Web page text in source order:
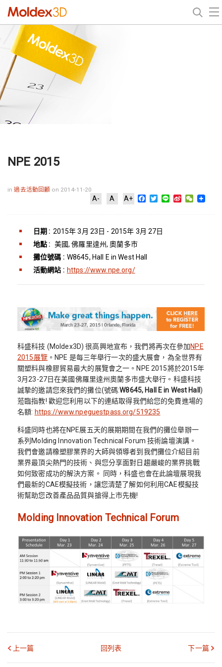
NPE 2015
in過去活動回顧 on 2014-11-20
A- A A+ Facebook
Twitter
Line Sina WeChat
日期 : 2015年 3月 23日 - 2015年 3月 27日
地點 : 美國, 佛羅里達州, 奧蘭多市
攤位號碼 : W8645, Hall E in West Hall
活動網站 : https://www.npe.org/
科盛科技 (Moldex3D) 很高興地宣布，我們將再次在參加NPE
2015展覽。NPE 是每三年舉行一次的盛大展會，為全世界有
關塑料與橡膠貿易最大的展覽會之一。NPE 2015將於2015年
3月23-27日在美國佛羅里達州奧蘭多市盛大舉行。科盛科技
誠摯的邀請您來我們的攤位(號碼:W8645, Hall E in West Hall )
蒞臨指教! 歡迎您利用以下的連結取得我們給您的免費進場的
名額: https://www.npeguestpass.org/519235
科盛同時也將在NPE展五天的展期期間在我們的攤位舉辦一
系列Molding Innovation Technical Forum 技術論壇演講。
我們會邀請橡塑膠業界的大師與領導者到我們攤位介紹目前
業界最頂尖熱門的技術、與您分享面對日趨嚴峻的業界挑戰
如何致密成功的解決方案。 同時，科盛也會在此論壇展現我
們最新的CAE模擬技術，讓您清楚了解如何利用CAE模擬技
術幫助您改善產品品質與搶得上市先機!
Molding Innovation Technical Forum
上一篇 回列表 下一篇